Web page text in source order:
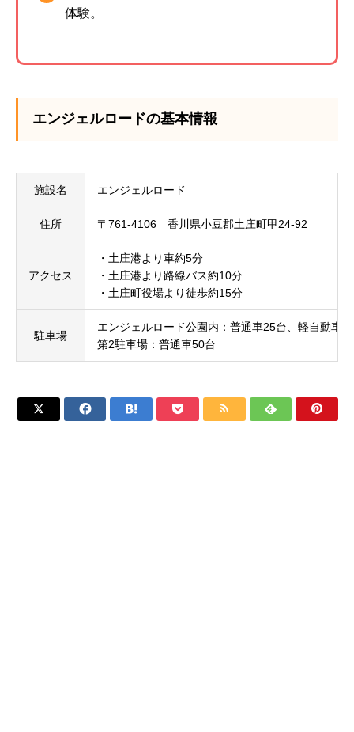
体験。
エンジェルロードの基本情報
施設名 エンジェルロード
住所 〒761-4106 香川県小豆郡土庄町甲24-92
アクセス
・土庄港より車約5分
・土庄港より路線バス約10分
・土庄町役場より徒歩約15分
駐車場
エンジェルロード公園内：普通車25台、軽自動車
第2駐車場：普通車50台
      